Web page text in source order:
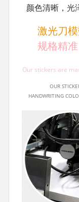
颜色清晰，光
激光刀
规格精
Our stickers are
OUR
HANDWRITING